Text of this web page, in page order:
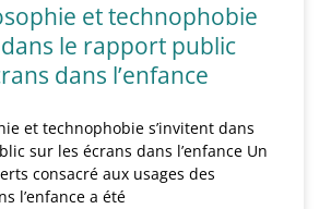
et technophobie
dans le rapport public
dans l’enfance
et technophobie s’invitent dans
sur les écrans dans l’enfance Un
consacré aux usages des
l’enfance a été